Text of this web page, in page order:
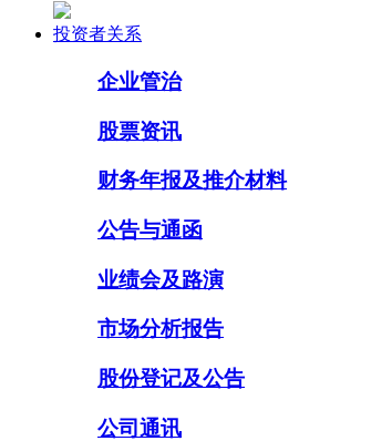
投资者关系
企业管治
股票资讯
财务年报及推介材料
公告与通函
业绩会及路演
市场分析报告
股份登记及公告
公司通讯